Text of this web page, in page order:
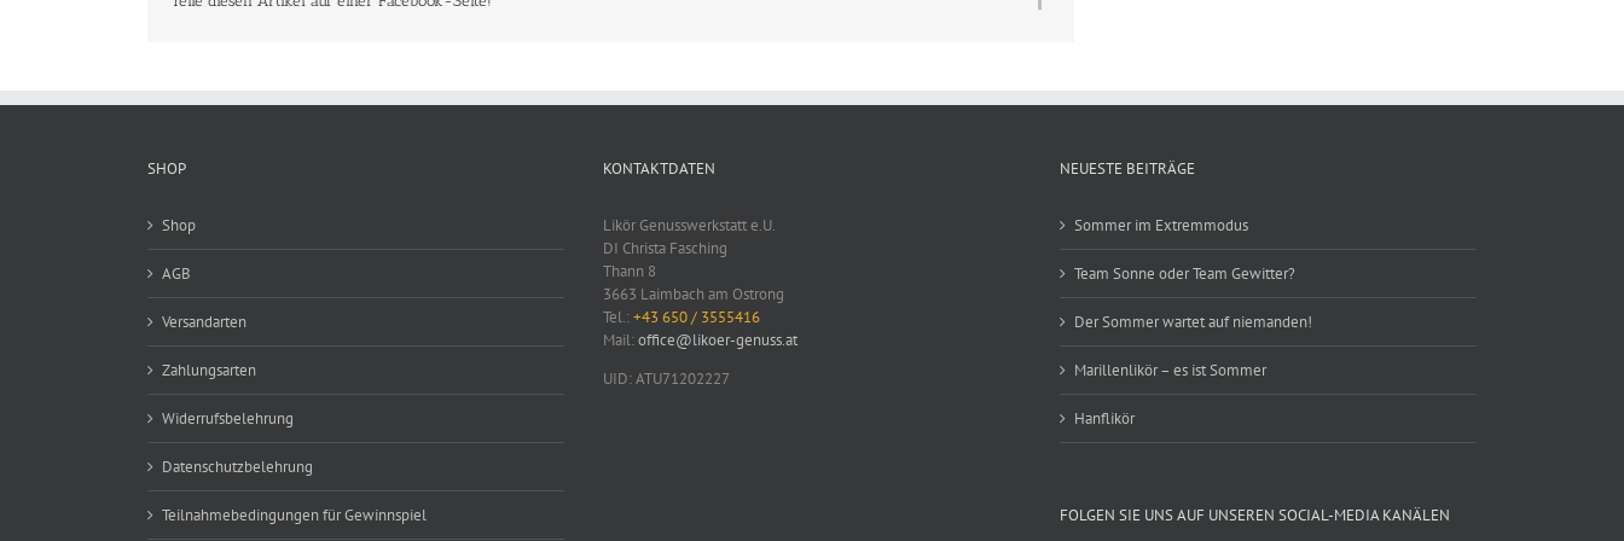
SHOP
Shop
AGB
Versandarten
Zahlungsarten
Widerrufsbelehrung
Datenschutzbelehrung
Teilnahmebedingungen für Gewinnspiel
KONTAKTDATEN
Likör Genusswerkstatt e.U.
DI Christa Fasching
Thann 8
3663 Laimbach am Ostrong
Tel.:+43 650 / 3555416
Mail:office@likoer-genuss.at
UID: ATU71202227
NEUESTE BEITRÄGE
Sommer im Extremmodus
Team Sonne oder Team Gewitter?
Der Sommer wartet auf niemanden!
Marillenlikör – es ist Sommer
Hanflikör
FOLGEN SIE UNS AUF UNSEREN SOCIAL-MEDIA KANÄLEN